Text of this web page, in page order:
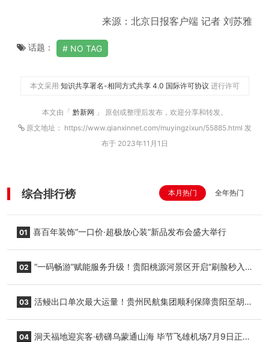
来源：北京日报客户端 记者 刘苏雅
话题： NO TAG
本文采用 知识共享署名-相同方式共享 4.0 国际许可协议 进行许可
本文由「 黔新网 」 原创或整理后发布，欢迎分享和转发。
原文地址： https://www.qianxinnet.com/muyingzixun/55885.html 发
布于 2023年11月1日
综合排行榜 本月热门 全年热门
01 喜百年装饰“一口价·超极放心装”新品发布会盛大举行
02 “一码畅游”赋能服务升级！贵阳桃源河景区开启“刷脸秒入
03 活鳗出口单次最大运量！贵州民航集团顺利保障贵阳至胡
04 洞天福地迎宾客·磅礴乌蒙通山海 毕节飞雄机场7月9日正式